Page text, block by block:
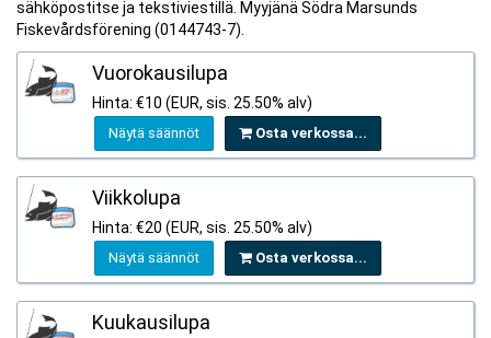
sähköpostitse ja tekstiviestillä. Myyjänä Södra Marsunds
Fiskevårdsförening (0144743-7).
Vuorokausilupa
Hinta: €10 (EUR, sis. 25.50% alv)
Näytä säännöt Osta verkossa...
Viikkolupa
Hinta: €20 (EUR, sis. 25.50% alv)
Näytä säännöt Osta verkossa...
Kuukausilupa